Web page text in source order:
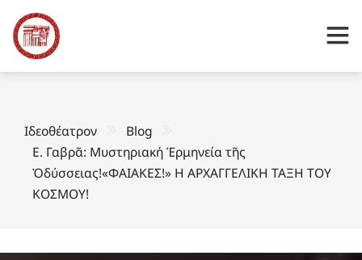
Ιδεοθέατρον
Blog
Ε. Γαβρᾶ: Μυστηριακή Ἑρμηνεία τῆς
Ὀδύσσειας!«ΦΑΙΑΚΕΣ!» Η ΑΡΧΑΓΓΕΛΙΚΗ ΤΑΞΗ ΤΟΥ
ΚΟΣΜΟΥ!